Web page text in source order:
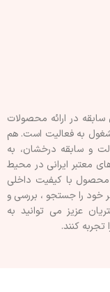
آنلاین اَبنوکالا با بیش از 10 سال سابقه در ارائه محصولات
به فعاليت است. هم
و سابقه درخشان، به
معتبر ايرانی در محيط
محصول با کيفيت داخلی
را جستجو ، بررسی و
عزیز می توانيد به
کنند.